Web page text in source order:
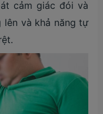
cảm giác đói và
lên và khả năng tự